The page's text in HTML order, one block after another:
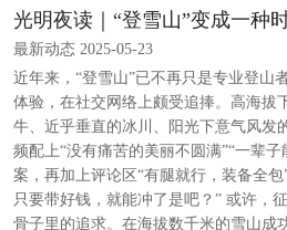
光明夜读｜“登雪山”变成一种
最新动态 2025-05-23
近年来，“登雪山”已不再只是专业登山
体验，在社交网络上颇受追捧。高海拔
牛、近乎垂直的冰川、阳光下意气风发
频配上“没有痛苦的美丽不圆满”“一辈
案，再加上评论区“有腿就行，装备全
只要带好钱，就能冲了是吧？” 或许，
骨子里的追求。在海拔数千米的雪山成